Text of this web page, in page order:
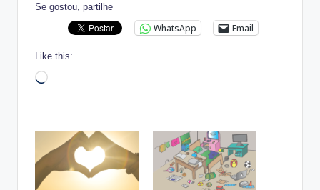
Se gostou, partilhe
WhatsApp Email
Like this:
Loading…